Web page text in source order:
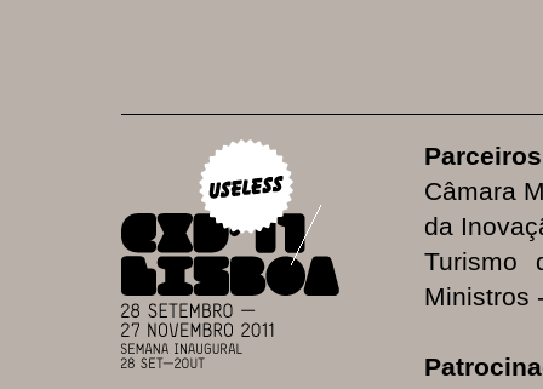
Câmara
da
Turismo
Ministros